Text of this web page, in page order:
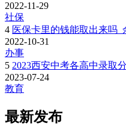
2022-11-29
社保
4 医保卡里的钱能取出来吗_
2022-10-31
办事
5 2023西安中考各高中录取
2023-07-24
教育
最新发布